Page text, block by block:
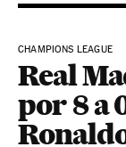
CHAMPIONS LEAGUE
Real
por 8 a